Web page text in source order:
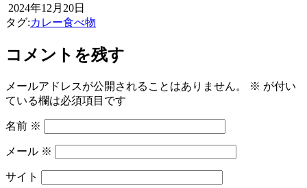
2024年12月20日
タグ:カレー食べ物
コメントを残す
メールアドレスが公開されることはありません。 ※ が付い
ている欄は必須項目です
名前 ※
メール ※
サイト